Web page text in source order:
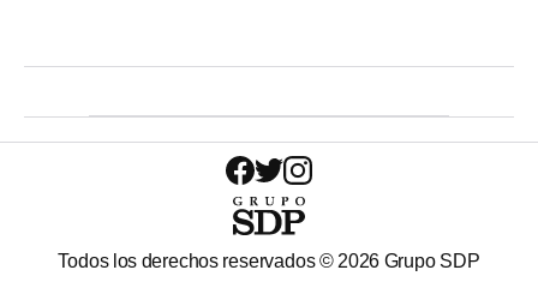
Todos los derechos reservados © 2026 Grupo SDP